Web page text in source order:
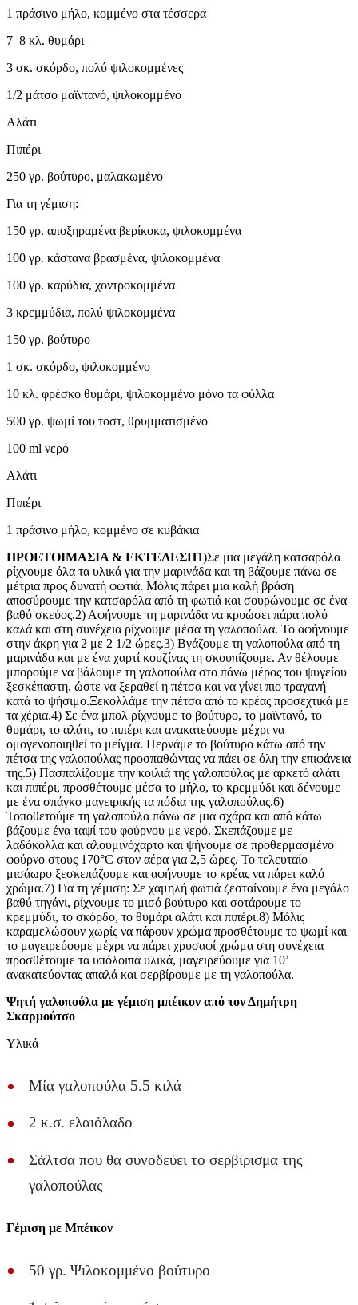
1 πράσινο μήλο, κομμένο στα τέσσερα
7–8 κλ. θυμάρι
3 σκ. σκόρδο, πολύ ψιλοκομμένες
1/2 μάτσο μαϊντανό, ψιλοκομμένο
Αλάτι
Πιπέρι
250 γρ. βούτυρο, μαλακωμένο
Για τη γέμιση:
150 γρ. αποξηραμένα βερίκοκα, ψιλοκομμένα
100 γρ. κάστανα βρασμένα, ψιλοκομμένα
100 γρ. καρύδια, χοντροκομμένα
3 κρεμμύδια, πολύ ψιλοκομμένα
150 γρ. βούτυρο
1 σκ. σκόρδο, ψιλοκομμένο
10 κλ. φρέσκο θυμάρι, ψιλοκομμένο μόνο τα φύλλα
500 γρ. ψωμί του τοστ, θρυμματισμένο
100 ml νερό
Αλάτι
Πιπέρι
1 πράσινο μήλο, κομμένο σε κυβάκια
ΠΡΟΕΤΟΙΜΑΣΙΑ & ΕΚΤΕΛΕΣΗ1)Σε μια μεγάλη κατσαρόλα
ρίχνουμε όλα τα υλικά για την μαρινάδα και τη βάζουμε πάνω σε
μέτρια προς δυνατή φωτιά. Μόλις πάρει μια καλή βράση
αποσύρουμε την κατσαρόλα από τη φωτιά και σουρώνουμε σε ένα
βαθύ σκεύος.2) Αφήνουμε τη μαρινάδα να κρυώσει πάρα πολύ
καλά και στη συνέχεια ρίχνουμε μέσα τη γαλοπούλα. Το αφήνουμε
στην άκρη για 2 με 2 1/2 ώρες.3) Βγάζουμε τη γαλοπούλα από τη
μαρινάδα και με ένα χαρτί κουζίνας τη σκουπίζουμε. Αν θέλουμε
μπορούμε να βάλουμε τη γαλοπούλα στο πάνω μέρος του ψυγείου
ξεσκέπαστη, ώστε να ξεραθεί η πέτσα και να γίνει πιο τραγανή
κατά το ψήσιμο.Ξεκολλάμε την πέτσα από το κρέας προσεχτικά με
τα χέρια.4) Σε ένα μπολ ρίχνουμε το βούτυρο, το μαϊντανό, το
θυμάρι, το αλάτι, το πιπέρι και ανακατεύουμε μέχρι να
ομογενοποιηθεί το μείγμα. Περνάμε το βούτυρο κάτω από την
πέτσα της γαλοπούλας προσπαθώντας να πάει σε όλη την επιφάνεια
της.5) Πασπαλίζουμε την κοιλιά της γαλοπούλας με αρκετό αλάτι
και πιπέρι, προσθέτουμε μέσα το μήλο, το κρεμμύδι και δένουμε
με ένα σπάγκο μαγειρικής τα πόδια της γαλοπούλας.6)
Τοποθετούμε τη γαλοπούλα πάνω σε μια σχάρα και από κάτω
βάζουμε ένα ταψί του φούρνου με νερό. Σκεπάζουμε με
λαδόκολλα και αλουμινόχαρτο και ψήνουμε σε προθερμασμένο
φούρνο στους 170°C στον αέρα για 2,5 ώρες. Το τελευταίο
μισάωρο ξεσκεπάζουμε και αφήνουμε το κρέας να πάρει καλό
χρώμα.7) Για τη γέμιση: Σε χαμηλή φωτιά ζεσταίνουμε ένα μεγάλο
βαθύ τηγάνι, ρίχνουμε το μισό βούτυρο και σοτάρουμε το
κρεμμύδι, το σκόρδο, το θυμάρι αλάτι και πιπέρι.8) Μόλις
καραμελώσουν χωρίς να πάρουν χρώμα προσθέτουμε το ψωμί και
το μαγειρεύουμε μέχρι να πάρει χρυσαφί χρώμα στη συνέχεια
προσθέτουμε τα υπόλοιπα υλικά, μαγειρεύουμε για 10’
ανακατεύοντας απαλά και σερβίρουμε με τη γαλοπούλα.
Ψητή γαλοπούλα με γέμιση μπέικον από τον Δημήτρη
Σκαρμούτσο
Υλικά
Μία γαλοπούλα 5.5 κιλά
2 κ.σ. ελαιόλαδο
Σάλτσα που θα συνοδεύει το σερβίρισμα της
γαλοπούλας
Γέμιση με Μπέικον
50 γρ. Ψιλοκομμένο βούτυρο